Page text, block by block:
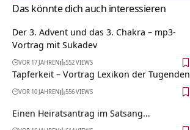
Das könnte dich auch interessieren
Der 3. Advent und das 3. Chakra – mp3-
Vortrag mit Sukadev
VOR 17 JAHREN 552 VIEWS
Tapferkeit – Vortrag Lexikon der Tugenden
VOR 10 JAHREN 556 VIEWS
Einen Heiratsantrag im Satsang…